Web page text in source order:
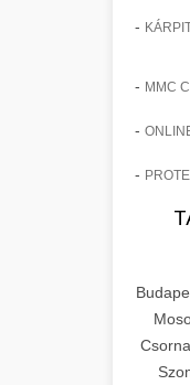
-
- MMC
-
-